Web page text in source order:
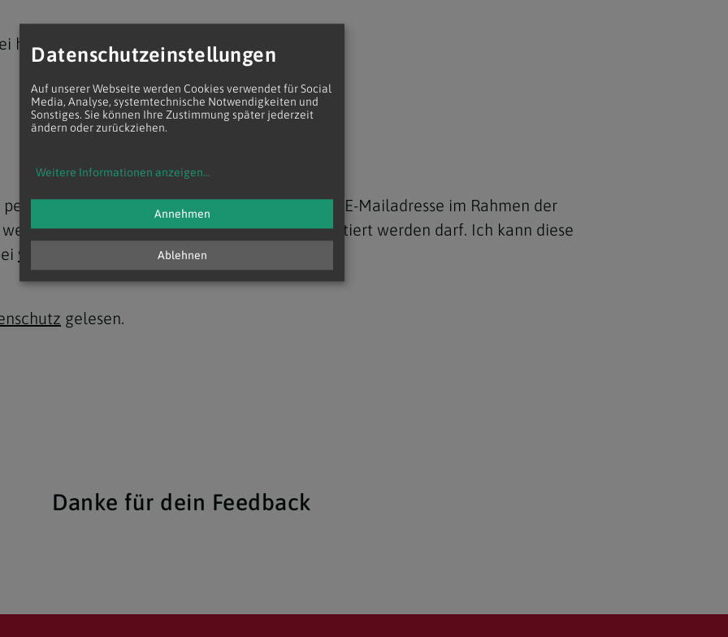
hoch.
Daten, nämlich Name und E-Mailadresse im Rahmen der
dürfen und ich zu diesem Zweck kontaktiert werden darf. Ich kann diese
webredaktion@edw.or.atwiderrufen.
gelesen.
Danke für dein Feedback
Datenschutzeinstellungen
Auf unserer Webseite werden Cookies verwendet für Social
Media, Analyse, systemtechnische Notwendigkeiten und
Sonstiges. Sie können Ihre Zustimmung später jederzeit
ändern oder zurückziehen.
Weitere Informationen anzeigen...
Ablehnen
Annehmen